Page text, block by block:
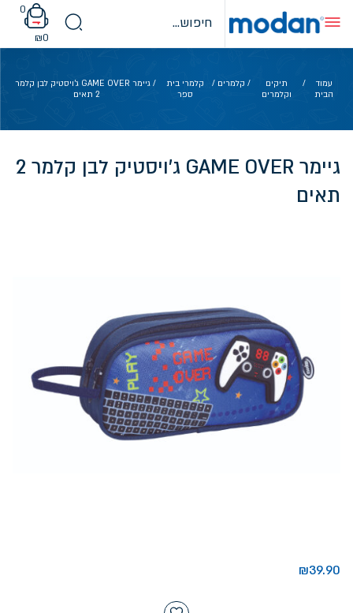
content
0
₪0
עמוד
הבית
/
תיקים
וקלמרים
/ קלמרים /
קלמרי בית
ספר
/ גיימר GAME OVER ג'ויסטיק לבן קלמר
2 תאים
גיימר GAME OVER ג'ויסטיק לבן קלמר 2
תאים
₪39.90